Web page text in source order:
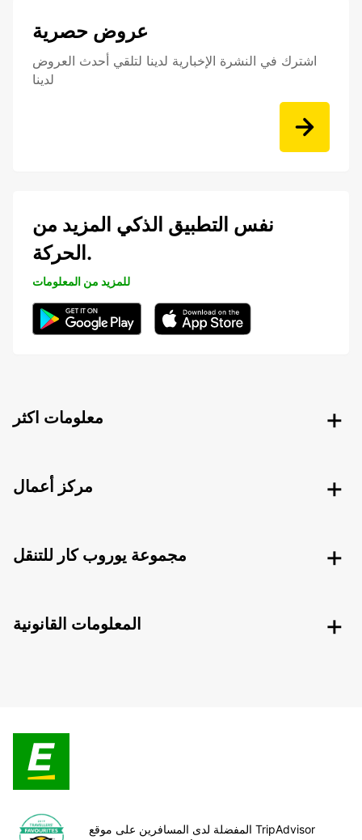
عروض حصرية
اشترك في النشرة الإخبارية لدينا لتلقي أحدث العروض
لدينا
نفس التطبيق الذكي المزيد من
الحركة.
للمزيد من المعلومات
معلومات اكثر
مركز أعمال
مجموعة يوروب كار للتنقل
المعلومات القانونية
المفضلة لدى المسافرين على موقع TripAdvisor